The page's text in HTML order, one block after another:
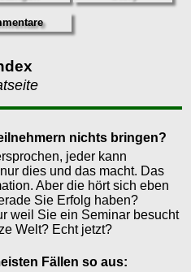
nichts bringen?
jeder kann
dies und das macht. Das
Aber die hört sich eben
Sie Erfolg haben?
weil Sie ein Seminar besucht
Welt? Echt jetzt?
Fällen so aus: